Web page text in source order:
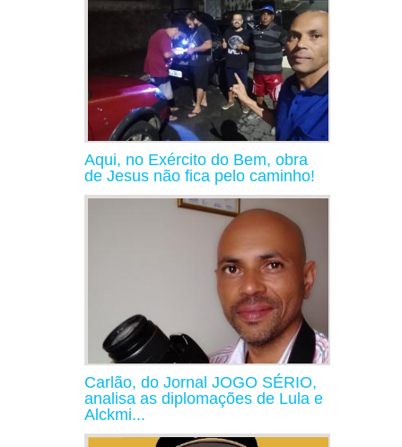
Aqui, no Exército do Bem, obra
de Jesus não fica pelo caminho!
Carlão, do Jornal JOGO SÉRIO,
analisa as diplomações de Lula e
Alckmi...